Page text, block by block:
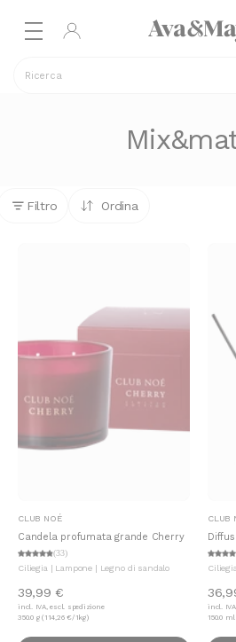
Ricerca
Filtro Ordina
Aggiungi al carrello
CLUB NOÉ
Candela profumata grande Cherry
(33)
Ciliegia | Lampone | Legno di sandalo
39,99 €
incl. IVA, escl. spedizione
350.0 g (114,26 €/1kg)
CLUB
incl.
150.0